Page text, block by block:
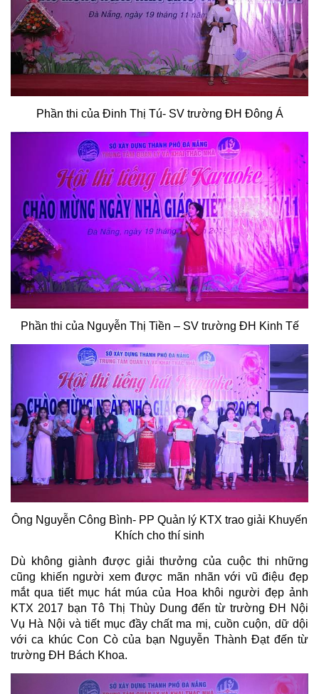
Phần thi của Đinh Thị Tú- SV trường ĐH Đông Á
Phần thi của Nguyễn Thị Tiền – SV trường ĐH Kinh Tế
Ông Nguyễn Công Bình- PP Quản lý KTX trao giải Khuyến
Khích cho thí sinh
Dù không giành được giải thưởng của cuộc thi những
cũng khiến người xem được mãn nhãn với vũ điệu đẹp
mắt qua tiết mục hát múa của Hoa khôi người đẹp ảnh
KTX 2017 bạn Tô Thị Thùy Dung đến từ trường ĐH Nội
Vụ Hà Nội và tiết mục đầy chất ma mị, cuồn cuộn, dữ dội
với ca khúc Con Cò của bạn Nguyễn Thành Đạt đến từ
trường ĐH Bách Khoa.